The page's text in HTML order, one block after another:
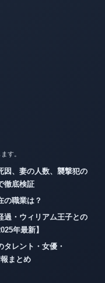
す。
因、妻の人数、襲撃犯の
徹底検証
の職業は？
過・ウィリアム王子との
年最新】
レント・女優・
まとめ